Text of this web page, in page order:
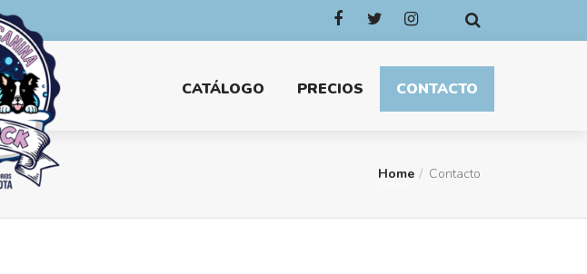
CONTACTO
PRECIOS
CATÁLOGO
Home Contacto